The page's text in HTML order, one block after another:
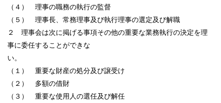
（４） 理事の職務の執行の監督
（５） 理事長、常務理事及び執行理事の選定及び解職
２ 理事会は次に掲げる事項その他の重要な業務執行の決定を理
事に委任することができな
い。
（１） 重要な財産の処分及び譲受け
（２） 多額の借財
（３） 重要な使用人の選任及び解任